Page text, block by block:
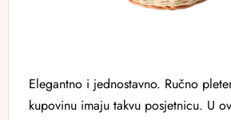
Elegantno i jednostavno. Ručno
kupovinu imaju takvu posjetnicu. U